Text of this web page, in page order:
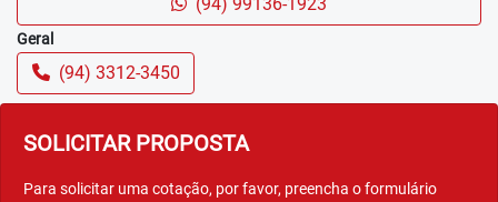
SOLICITAR PROPOSTA
Para solicitar uma cotação, por favor, preencha o formulário
Geral
(94) 3312-3450